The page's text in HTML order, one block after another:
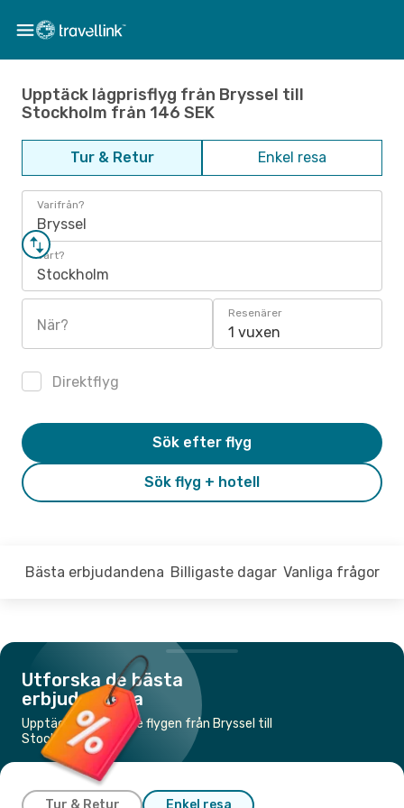
Upptäck lågprisflyg från Bryssel till
Stockholm från 146 SEK
Tur & Retur Enkel resa
Varifrån?
Bryssel
Vart?
Stockholm
När?
Resenärer
1 vuxen
Direktflyg
Sök flyg + hotell
Sök efter flyg
Bästa erbjudandena Billigaste dagar Vanliga frågor
Utforska de bästa
erbjudandena
Upptäck de billigaste flygen från Bryssel till
Stockholm
Tur & Retur Enkel resa